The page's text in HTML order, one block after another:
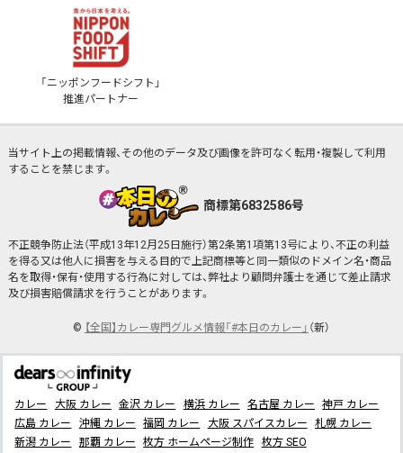
「ニッポンフードシフト」
推進パートナー
当サイト上の掲載情報、その他のデータ及び画像を許可なく転用・複製して利用
することを禁じます。
商標第6832586号
不正競争防止法（平成13年12月25日施行）第2条第1項第13号により、不正の利益
を得る又は他人に損害を与える目的で上記商標等と同一類似のドメイン名・商品
名を取得・保有・使用する行為に対しては、弊社より顧問弁護士を通じて差止請求
及び損害賠償請求を行うことがあります。
© 【全国】カレー専門グルメ情報「#本日のカレー」 （新）
カレー 大阪 カレー 金沢 カレー 横浜 カレー 名古屋 カレー
神戸 カレー
広島 カレー
沖縄 カレー 福岡 カレー 大阪 スパイスカレー
札幌 カレー
新潟 カレー
那覇 カレー 枚方 ホームページ制作 枚方 SEO